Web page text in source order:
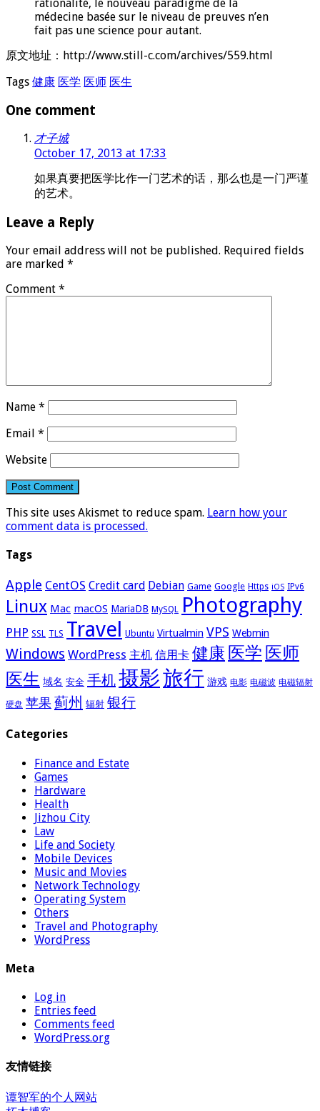
rationalité, le nouveau paradigme de la
médecine basée sur le niveau de preuves n’en
fait pas une science pour autant.
原文地址：http://www.still-c.com/archives/559.html
Tags 健康 医学 医师 医生
One comment
才子城
October 17, 2013 at 17:33
如果真要把医学比作一门艺术的话，那么也是一门严谨
的艺术。
Leave a Reply
Your email address will not be published. Required fields
are marked *
Comment *
Name *
Email *
Website
This site uses Akismet to reduce spam. Learn how your
comment data is processed.
Tags
Apple CentOS Credit card Debian Game Google Https iOS IPv6
Linux Mac macOS MariaDB MySQL Photography
PHP SSL TLS Travel Ubuntu Virtualmin VPS Webmin
Windows WordPress 主机 信用卡 健康 医学 医师
医生 域名 安全 手机摄影旅行 游戏 电影 电磁波 电磁辐射
硬盘 苹果 蓟州 辐射 银行
Categories
Finance and Estate
Games
Hardware
Health
Jizhou City
Law
Life and Society
Mobile Devices
Music and Movies
Network Technology
Operating System
Others
Travel and Photography
WordPress
Meta
Log in
Entries feed
Comments feed
WordPress.org
友情链接
谭智军的个人网站